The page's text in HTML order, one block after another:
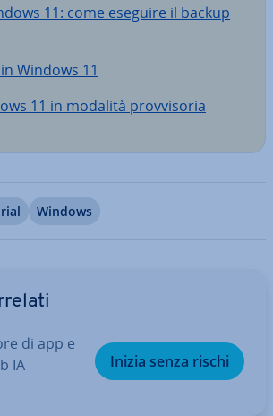
11: come eseguire il backup
Windows 11
11 in modalità prov­vi­so­ria
Windows
di app e
IA
Inizia senza rischi